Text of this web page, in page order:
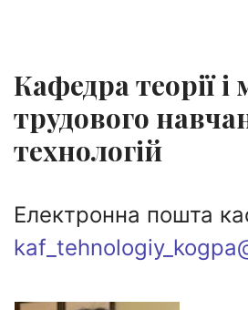
Кафедра теорії
трудового
технологій
Електронна пошта